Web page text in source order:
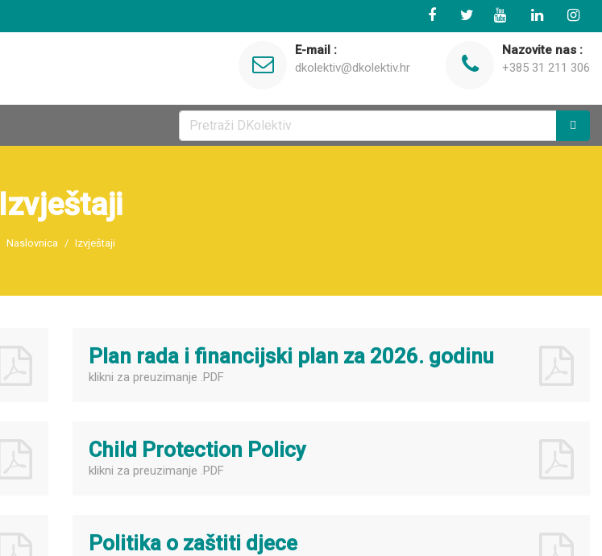
E-mail :
dkolektiv@dkolektiv.hr
Nazovite nas :
+385 31 211 306
Izvještaji
Naslovnica Izvještaji
Plan rada i financijski plan za 2026. godinu
klikni za preuzimanje .PDF
Child Protection Policy
klikni za preuzimanje .PDF
Politika o zaštiti djece